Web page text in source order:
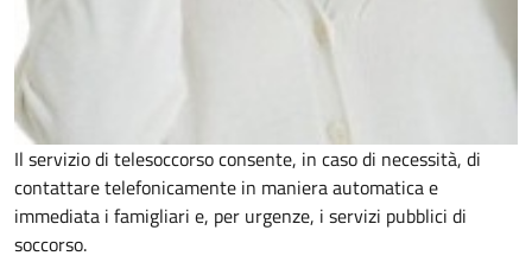
Il servizio di telesoccorso consente, in caso di necessità, di
contattare telefonicamente in maniera automatica e
immediata i famigliari e, per urgenze, i servizi pubblici di
soccorso.